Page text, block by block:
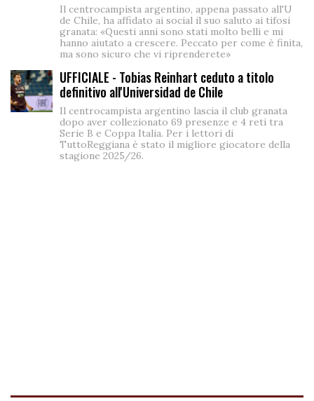
Il centrocampista argentino, appena passato all'U
de Chile, ha affidato ai social il suo saluto ai tifosi
granata: «Questi anni sono stati molto belli e mi
hanno aiutato a crescere. Peccato per come è finita,
ma sono sicuro che vi riprenderete»
UFFICIALE - Tobias Reinhart ceduto a titolo
definitivo all'Universidad de Chile
Il centrocampista argentino lascia il club granata
dopo aver collezionato 69 presenze e 4 reti tra
Serie B e Coppa Italia. Per i lettori di
TuttoReggiana è stato il migliore giocatore della
stagione 2025/26.